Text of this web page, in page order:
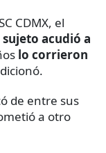
CDMX, el
sujeto acudió a
lo corrieron
de entre sus
a otro